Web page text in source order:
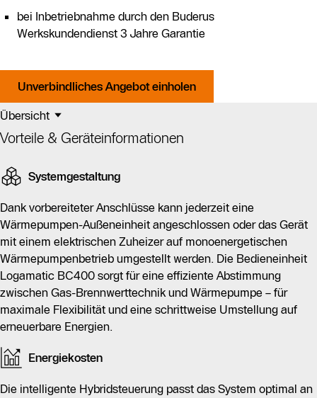
bei Inbetriebnahme durch den Buderus
Werkskundendienst 3 Jahre Garantie
Unverbindliches Angebot einholen
Übersicht
Vorteile & Geräteinformationen
Systemgestaltung
Dank vorbereiteter Anschlüsse kann jederzeit eine
Wärmepumpen-Außeneinheit angeschlossen oder das Gerät
mit einem elektrischen Zuheizer auf monoenergetischen
Wärmepumpenbetrieb umgestellt werden. Die Bedieneinheit
Logamatic BC400 sorgt für eine effiziente Abstimmung
zwischen Gas-Brennwerttechnik und Wärmepumpe – für
maximale Flexibilität und eine schrittweise Umstellung auf
erneuerbare Energien.
Energiekosten
Die intelligente Hybridsteuerung passt das System optimal an